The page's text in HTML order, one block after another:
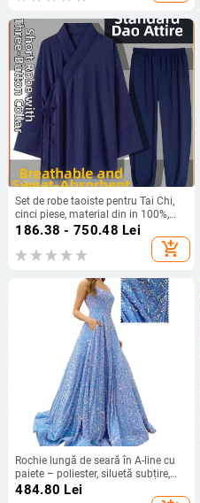
Set de robe taoiste pentru Tai Chi,
cinci piese, material din in 100%,
respirabil, marca Converge
186.38 - 750.48 Lei
add_shopping_cart
Rochie lungă de seară în A-line cu
paiete – poliester, siluetă subțire,
talie la mijloc, decolteu pe bretele,
484.80 Lei